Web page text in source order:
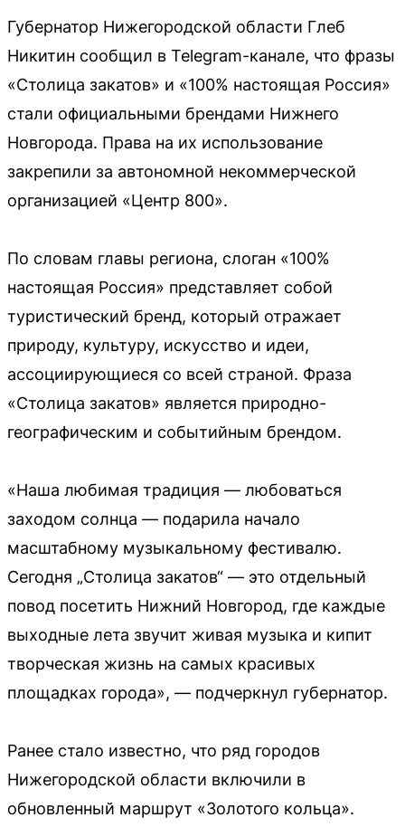
Губернатор Нижегородской области Глеб
Никитин сообщил в Telegram-канале, что фразы
«Столица закатов» и «100% настоящая Россия»
стали официальными брендами Нижнего
Новгорода. Права на их использование
закрепили за автономной некоммерческой
организацией «Центр 800».
По словам главы региона, слоган «100%
настоящая Россия» представляет собой
туристический бренд, который отражает
природу, культуру, искусство и идеи,
ассоциирующиеся со всей страной. Фраза
«Столица закатов» является природно-
географическим и событийным брендом.
«Наша любимая традиция — любоваться
заходом солнца — подарила начало
масштабному музыкальному фестивалю.
Сегодня „Столица закатов“ — это отдельный
повод посетить Нижний Новгород, где каждые
выходные лета звучит живая музыка и кипит
творческая жизнь на самых красивых
площадках города», — подчеркнул губернатор.
Ранее стало известно, что ряд городов
Нижегородской области включили в
обновленный маршрут «Золотого кольца».